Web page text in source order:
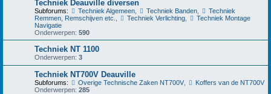
Techniek Deauville diversen
Subforums: Techniek Algemeen, Techniek Banden,
Techniek
Remmen, Remschijven etc.
Techniek Verlichting,
Techniek Montage
Navigatie
Onderwerpen: 590
Techniek NT 1100
Onderwerpen: 3
Techniek NT700V Deauville
Subforums: Overige Technische Zaken NT700V,
Koffers van de NT700V
Onderwerpen: 285